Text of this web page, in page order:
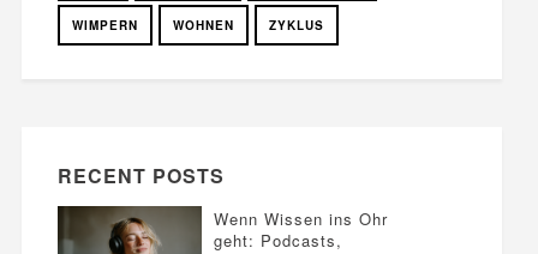
WIMPERN WOHNEN ZYKLUS
RECENT POSTS
Wenn Wissen ins Ohr
geht: Podcasts,